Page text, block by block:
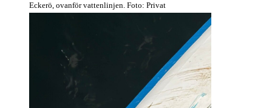
Eckerö, ovanför vattenlinjen. Foto: Privat